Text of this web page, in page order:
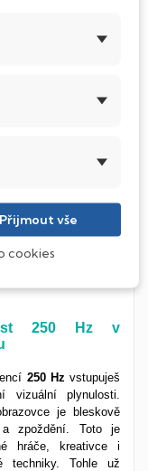
HD rozlišení
použití, ať už
a přirozené. Díky
a her je Full HD
kompromisů.
250 Hz v
250 Hz vstupuješ
vizuální plynulosti.
je bleskově
zpoždění. Toto je
hráče, kreativce i
techniky. Tohle už
Přijmout vše
cookies